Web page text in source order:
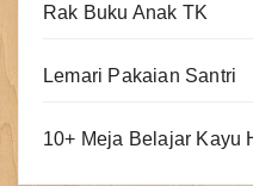
Rak Buku Anak TK
Lemari Pakaian Santri
10+ Meja Belajar Kayu